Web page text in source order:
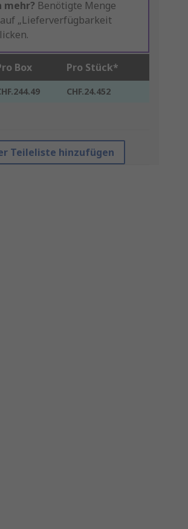
mehr? Benötigte Menge
„Lieferverfügbarkeit
Box Pro Stück*
CHF.24.452
Teileliste hinzufügen